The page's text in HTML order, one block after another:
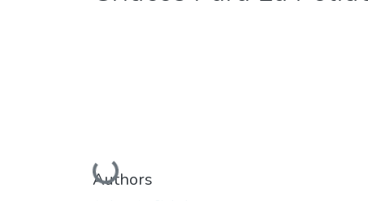
Cargando...
Authors